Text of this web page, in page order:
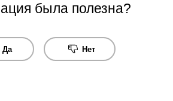
была полезна?
Да Нет